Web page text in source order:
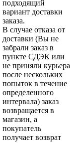
подходящий
вариант доставки
заказа.
В случае отказа от
доставки (Вы не
забрали заказ в
пункте СДЭК или
не приняли курьера
после нескольких
попыток в течение
определенного
интервала) заказ
возвращается в
магазин, а
покупатель
получает возврат